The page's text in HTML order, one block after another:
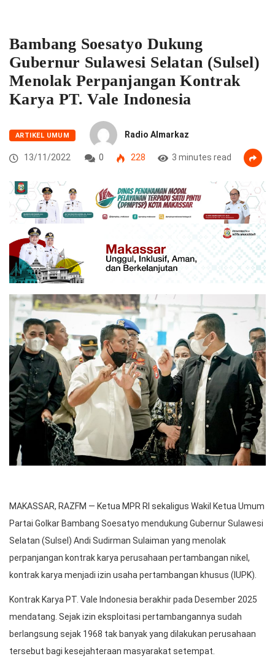
Bambang Soesatyo Dukung
Gubernur Sulawesi Selatan (Sulsel)
Menolak Perpanjangan Kontrak
Karya PT. Vale Indonesia
ARTIKEL UMUM Radio Almarkaz
13/11/2022 0 228 3 minutes read
MAKASSAR, RAZFM — Ketua MPR RI sekaligus Wakil Ketua Umum
Partai Golkar Bambang Soesatyo mendukung Gubernur Sulawesi
Selatan (Sulsel) Andi Sudirman Sulaiman yang menolak
perpanjangan kontrak karya perusahaan pertambangan nikel,
kontrak karya menjadi izin usaha pertambangan khusus (IUPK).
Kontrak Karya PT. Vale Indonesia berakhir pada Desember 2025
mendatang. Sejak izin eksploitasi pertambangannya sudah
berlangsung sejak 1968 tak banyak yang dilakukan perusahaan
tersebut bagi kesejahteraan masyarakat setempat.